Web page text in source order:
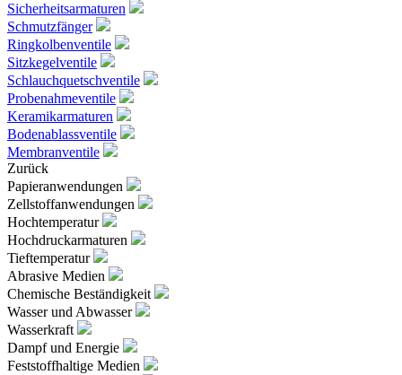
Sicherheitsarmaturen
Schmutzfänger
Ringkolbenventile
Sitzkegelventile
Schlauchquetschventile
Probenahmeventile
Keramikarmaturen
Bodenablassventile
Membranventile
Zurück
Papieranwendungen
Zellstoffanwendungen
Hochtemperatur
Hochdruckarmaturen
Tieftemperatur
Abrasive Medien
Chemische Beständigkeit
Wasser und Abwasser
Wasserkraft
Dampf und Energie
Feststoffhaltige Medien